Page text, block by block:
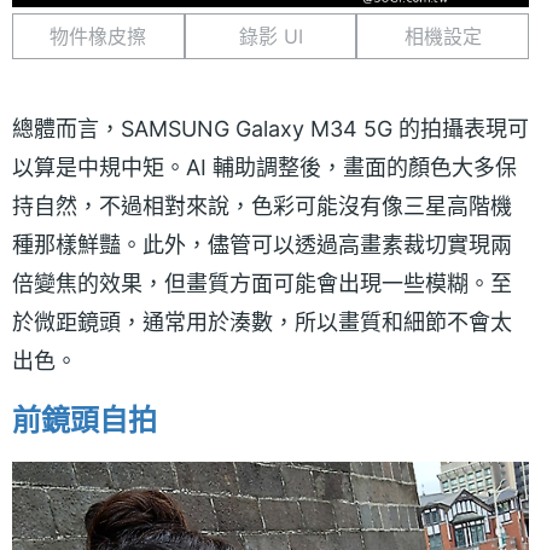
物件橡皮擦 錄影 UI 相機設定
總體而言，SAMSUNG Galaxy M34 5G 的拍攝表現可
以算是中規中矩。AI 輔助調整後，畫面的顏色大多保
持自然，不過相對來說，色彩可能沒有像三星高階機
種那樣鮮豔。此外，儘管可以透過高畫素裁切實現兩
倍變焦的效果，但畫質方面可能會出現一些模糊。至
於微距鏡頭，通常用於湊數，所以畫質和細節不會太
出色。
前鏡頭自拍